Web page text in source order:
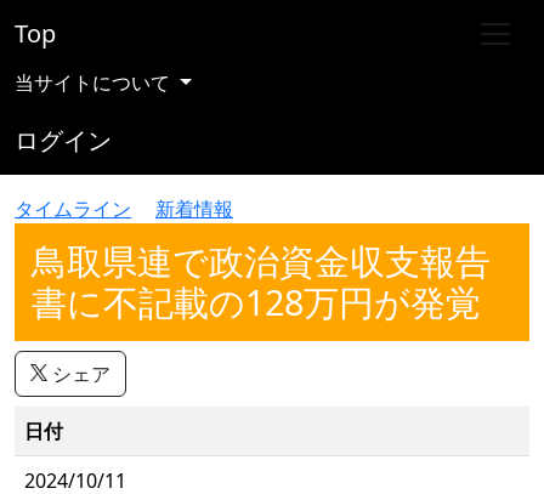
Top
当サイトについて
ログイン
タイムライン 新着情報
鳥取県連で政治資金収支報告
書に不記載の128万円が発覚
シェア
日付
2024/10/11